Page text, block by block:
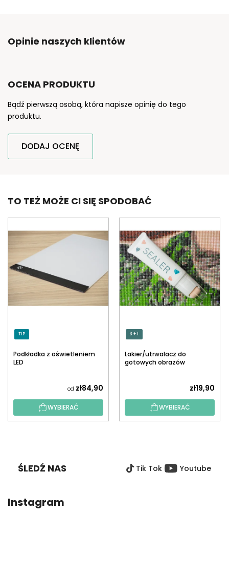
Opinie naszych klientów
OCENA PRODUKTU
Bądź pierwszą osobą, która napisze opinię do tego
produktu.
DODAJ OCENĘ
TO TEŻ MOŻE CI SIĘ SPODOBAĆ
TIP
Podkładka z oświetleniem
LED
od zł84,90
WYBIERAĆ
3 + 1
Lakier/utrwalacz do
gotowych obrazów
zł19,90
WYBIERAĆ
ŚLEDŹ NAS Tik Tok Youtube
Instagram